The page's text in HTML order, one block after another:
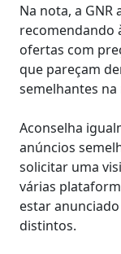
Na nota, a
recomendando
ofertas com
que pareçam
semelhantes na
Aconselha
anúncios
solicitar uma
várias
estar
distintos.